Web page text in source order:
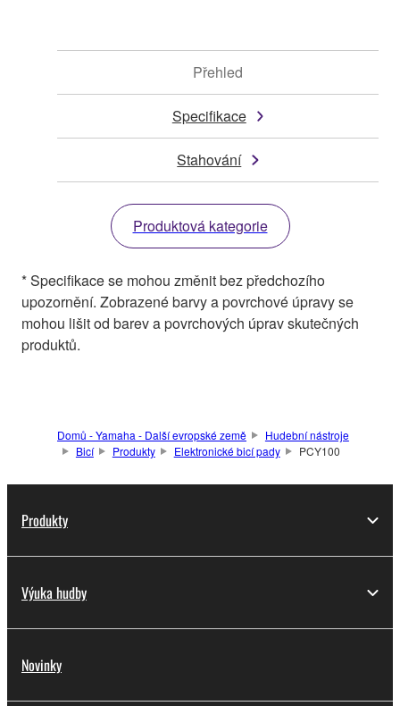
Přehled
Specifikace
Stahování
Produktová kategorie
* Specifikace se mohou změnit bez předchozího
upozornění. Zobrazené barvy a povrchové úpravy se
mohou lišit od barev a povrchových úprav skutečných
produktů.
Domů - Yamaha - Další evropské země
Hudební nástroje
Bicí
Produkty Elektronické bicí pady PCY100
Produkty
Výuka hudby
Novinky